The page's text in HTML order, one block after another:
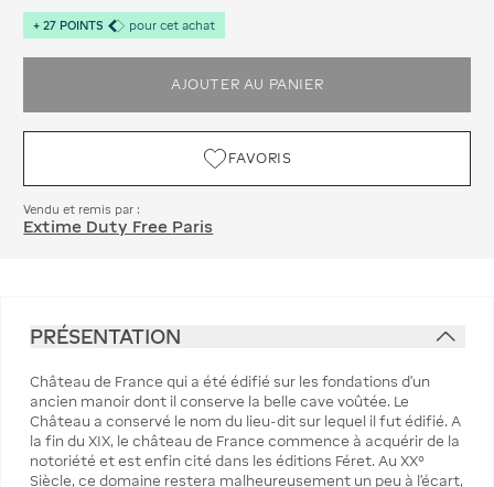
+ 27 POINTS pour cet achat
AJOUTER AU PANIER
FAVORIS
Vendu et remis par :
Extime Duty Free Paris
PRÉSENTATION
Château de France qui a été édifié sur les fondations d’un
ancien manoir dont il conserve la belle cave voûtée. Le
Château a conservé le nom du lieu-dit sur lequel il fut édifié. A
la fin du XIX, le château de France commence à acquérir de la
notoriété et est enfin cité dans les éditions Féret. Au XX°
Siècle, ce domaine restera malheureusement un peu à l’écart,